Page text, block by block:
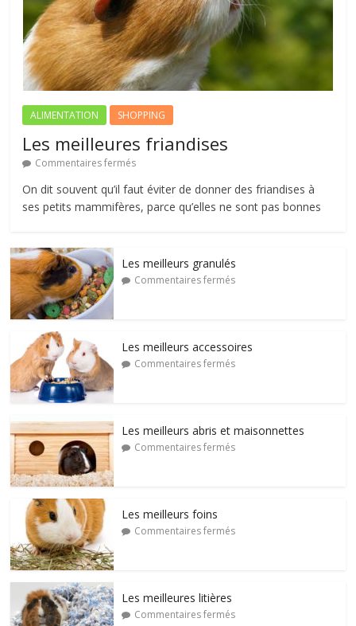
ALIMENTATION SHOPPING
Les meilleures friandises
Commentaires fermés
On dit souvent qu’il faut éviter de donner des friandises à
ses petits mammifères, parce qu’elles ne sont pas bonnes
Les meilleurs granulés
Commentaires fermés
Les meilleurs accessoires
Commentaires fermés
Les meilleurs abris et maisonnettes
Commentaires fermés
Les meilleurs foins
Commentaires fermés
Les meilleures litières
Commentaires fermés